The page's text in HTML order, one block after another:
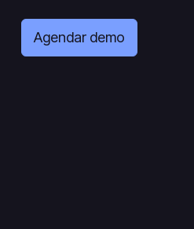
Agendar demo